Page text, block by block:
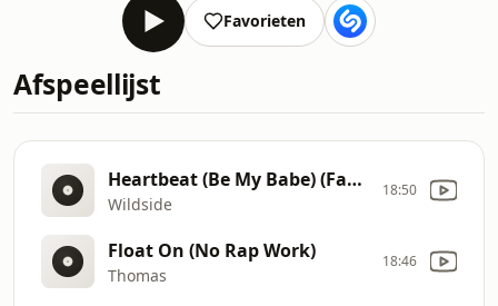
Favorieten
Afspeellijst
Heartbeat (Be My Babe) (Factory Team Edit)
Wildside
18:50
Float On (No Rap Work)
Thomas
18:46